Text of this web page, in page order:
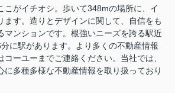
こがイチオシ。歩いて348mの場所に、イ
ます。造りとデザインに関して、自信をも
マンションです。根強いニーズを誇る駅近
に駅があります。より多くの不動産情報
コーユーまでご連絡ください。当社では、
に多種多様な不動産情報を取り扱っており